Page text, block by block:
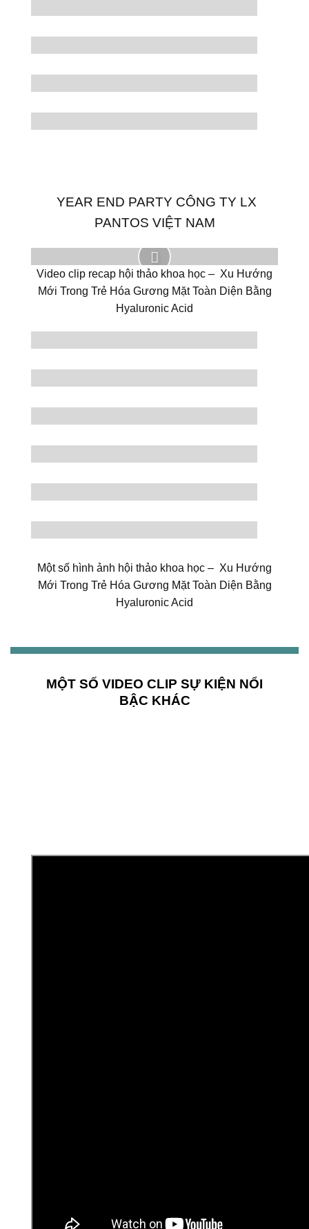
YEAR END PARTY CÔNG TY LX
PANTOS VIỆT NAM
Video clip recap hội thảo khoa học – Xu Hướng
Mới Trong Trẻ Hóa Gương Mặt Toàn Diện Bằng
Hyaluronic Acid
Một số hình ảnh hội thảo khoa học – Xu Hướng
Mới Trong Trẻ Hóa Gương Mặt Toàn Diện Bằng
Hyaluronic Acid
MỘT SỐ VIDEO CLIP SỰ KIỆN NỔI
BẬC KHÁC